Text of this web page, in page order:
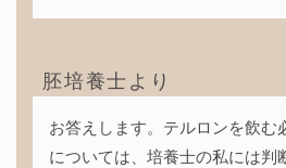
胚培養士より
お答えします。テルロンを飲む
については、培養士の私には判